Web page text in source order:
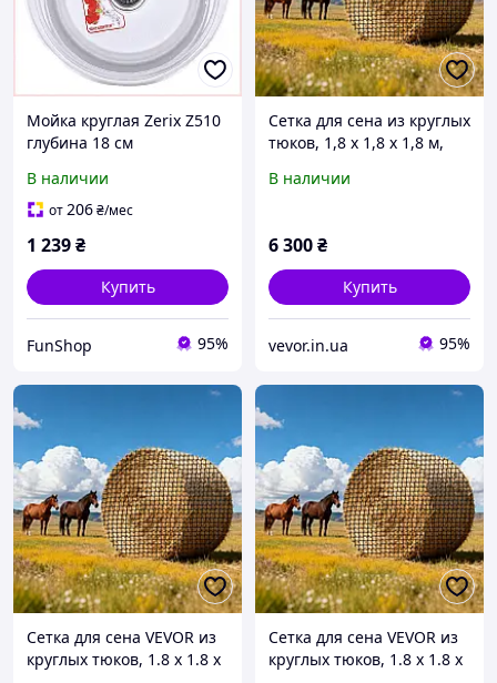
Мойка круглая Zerix Z510
глубина 18 см
В наличии
от206₴/мес
1 239₴
Купить
FunShop 95%
Сетка для сена из круглых
тюков, 1,8 x 1,8 x 1,8 м,
мм, материал PE,
В наличии
6 300₴
Купить
vevor.in.ua 95%
Сетка для сена VEVOR из
круглых тюков, 1.8 x 1.8 x
Сетка для сена VEVOR из
круглых тюков, 1.8 x 1.8 x